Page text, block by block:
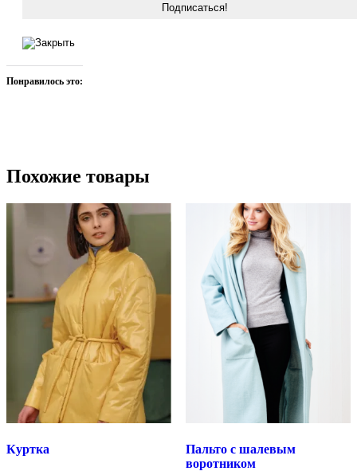
Понравилось это:
Похожие товары
Куртка
Пальто с шалевым
воротником